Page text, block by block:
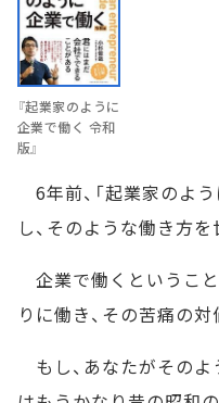
『起業家のように
企業で働く 令和
版』
6年前、「起業家のよ
し、そのような働き方を
企業で働くというこ
りに働き、その苦痛の
もし、あなたがそのよ